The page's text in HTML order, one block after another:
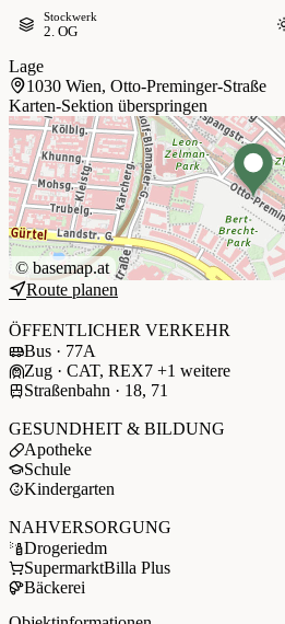
Stockwerk
2. OG
Lage
1030 Wien, Otto-Preminger-Straße
Karten-Sektion überspringen
© basemap.at
Route planen
ÖFFENTLICHER VERKEHR
Bus · 77A
Zug · CAT, REX7 +1 weitere
Straßenbahn · 18, 71
GESUNDHEIT & BILDUNG
Apotheke
Schule
Kindergarten
NAHVERSORGUNG
Drogeriedm
SupermarktBilla Plus
Bäckerei